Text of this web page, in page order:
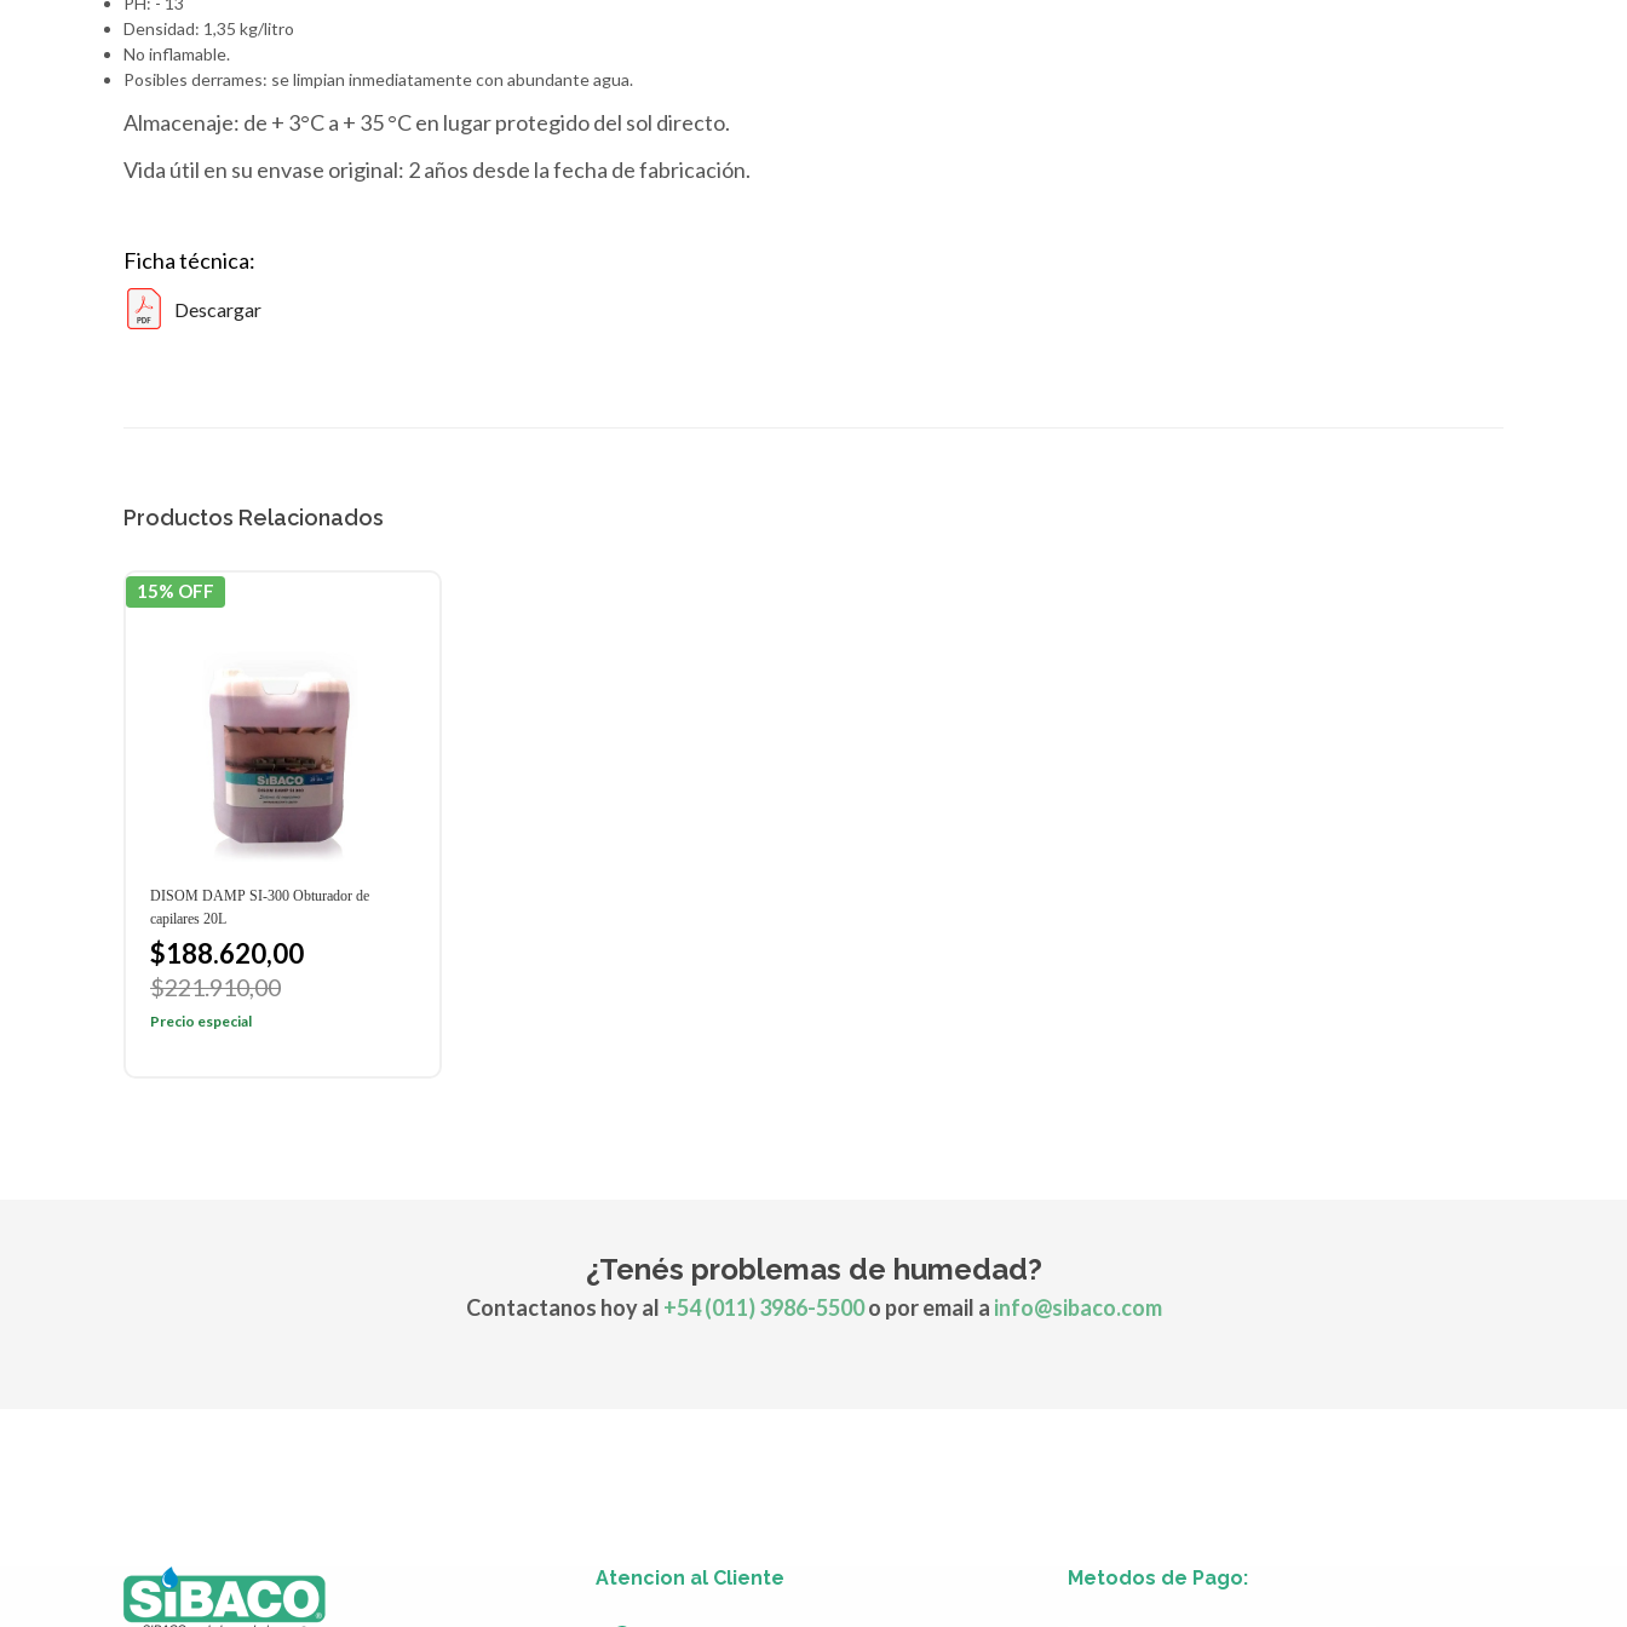
Densidad: 1,35 kg/litro
No inflamable.
Posibles derrames: se limpian inmediatamente con abundante agua.
Almacenaje: de + 3°C a + 35 °C en lugar protegido del sol directo.
Vida útil en su envase original: 2 años desde la fecha de fabricación.
Ficha técnica:
Descargar
Productos Relacionados
15% OFF
DISOM DAMP SI-300 Obturador de
capilares 20L
$188.620,00
$221.910,00
Precio especial
¿Tenés problemas de humedad?
Contactanos hoy al +54 (011) 3986-5500o por email a info@sibaco.com
Atencion al Cliente Metodos de Pago: